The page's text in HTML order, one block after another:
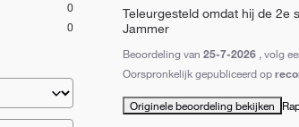
0
0
Teleurgesteld omdat hij de 2e
Jammer
Beoordeling van25-7-2026 , volg
Oorspronkelijk gepubliceerd op
Originele beoordeling bekijken